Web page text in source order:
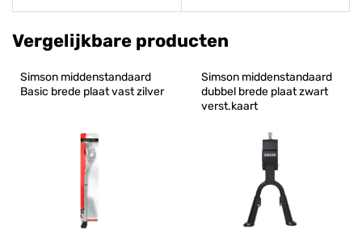
Vergelijkbare producten
Simson middenstandaard
Basic brede plaat vast zilver
Simson middenstandaard
dubbel brede plaat zwart
verst.kaart